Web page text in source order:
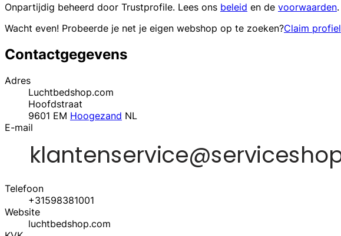
Onpartijdig beheerd door Trustprofile. Lees ons beleid en de voorwaarden.
Wacht even! Probeerde je net je eigen webshop op te zoeken?Claim profiel
Contactgegevens
Adres
Luchtbedshop.com
Hoofdstraat
9601 EM Hoogezand NL
E-mail
Telefoon
+31598381001
Website
luchtbedshop.com